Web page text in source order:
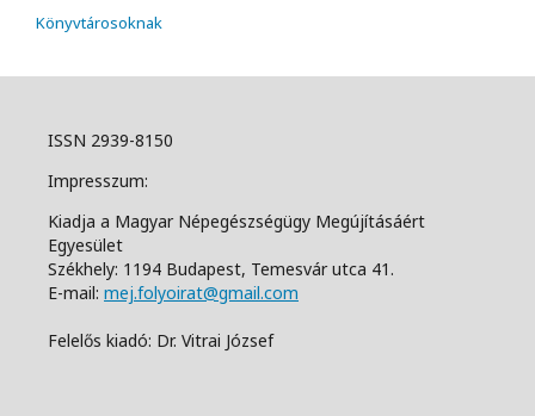
Könyvtárosoknak
ISSN 2939-8150
Impresszum:
Kiadja a Magyar Népegészségügy Megújításáért
Egyesület
Székhely: 1194 Budapest, Temesvár utca 41.
E-mail: mej.folyoirat@gmail.com
Felelős kiadó: Dr. Vitrai József